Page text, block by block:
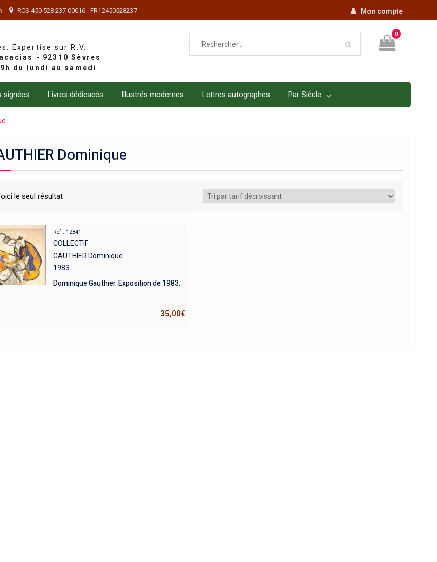
RCS 450 528 237 00016 - FR12450528237 Mon compte
Expertise sur R.V.
0
signées Livres dédicacés Illustrés modernes Lettres autographes Par Siècle
Dominique
le seul résultat
Réf : 12841
COLLECTIF
GAUTHIER Dominique
1983
Dominique Gauthier. Exposition de 1983.
35,00€